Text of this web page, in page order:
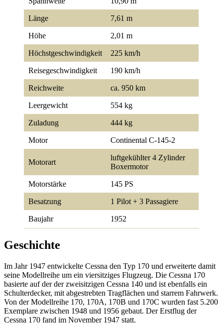
Länge 7,61 m
Höhe 2,01 m
Höchstgeschwindigkeit 225 km/h
Reisegeschwindigkeit 190 km/h
Reichweite ca. 950 km
Leergewicht 554 kg
Zuladung 444 kg
Motor Continental C-145-2
Motorart
luftgekühlter 4 Zylinder
Boxermotor
Motorstärke 145 PS
Besatzung 1 Pilot + 3 Passagiere
Baujahr 1952
Geschichte
Im Jahr 1947 entwickelte Cessna den Typ 170 und erweiterte damit
seine Modellreihe um ein viersitziges Flugzeug. Die Cessna 170
basierte auf der der zweisitzigen Cessna 140 und ist ebenfalls ein
Schulterdecker, mit abgestrebten Tragflächen und starrem Fahrwerk.
Von der Modellreihe 170, 170A, 170B und 170C wurden fast 5.200
Exemplare zwischen 1948 und 1956 gebaut. Der Erstflug der
Cessna 170 fand im November 1947 statt.